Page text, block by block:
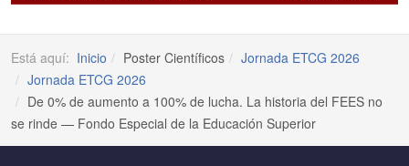
Está aquí: Inicio Poster Científicos
Jornada ETCG 2026
Jornada ETCG 2026
De 0% de aumento a 100% de lucha. La historia del FEES no
se rinde — Fondo Especial de la Educación Superior